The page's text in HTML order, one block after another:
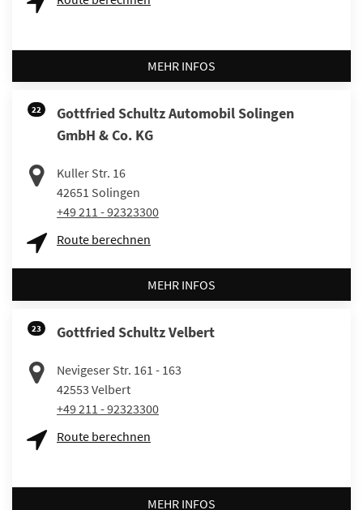
MEHR INFOS
22
Gottfried Schultz Automobil Solingen
GmbH & Co. KG
Kuller Str. 16
42651 Solingen
+49 211 - 92323300
Route berechnen
MEHR INFOS
23 Gottfried Schultz Velbert
Nevigeser Str. 161 - 163
42553 Velbert
+49 211 - 92323300
Route berechnen
MEHR INFOS